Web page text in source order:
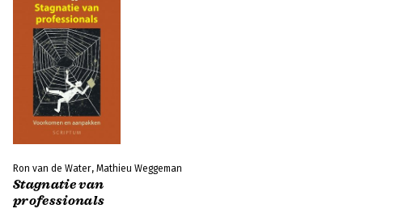
Ron van de Water, Mathieu Weggeman
Stagnatie van
professionals